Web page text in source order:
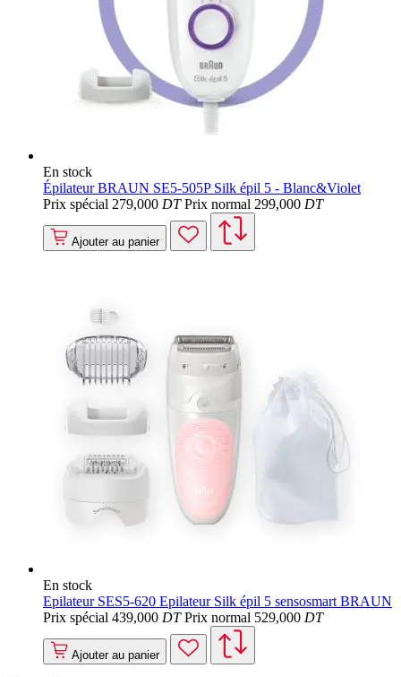
En stock
Épilateur BRAUN SE5-505P Silk épil 5 - Blanc&Violet
Prix spécial 279,000 DT Prix normal 299,000 DT
Ajouter au panier
En stock
Epilateur SES5-620 Epilateur Silk épil 5 sensosmart BRAUN
Prix spécial 439,000 DT Prix normal 529,000 DT
Ajouter au panier